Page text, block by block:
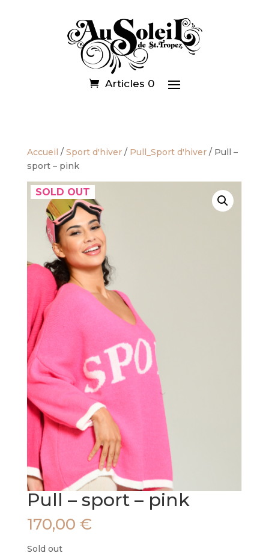
Articles 0
Accueil / Sport d'hiver/ Pull_Sport d'hiver/ Pull –
sport – pink
SOLD OUT
Pull – sport – pink
170,00 €
Sold out